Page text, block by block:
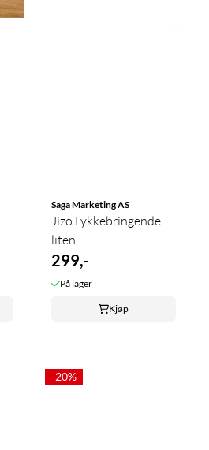
Saga Marketing AS
Jizo Lykkebringende
liten ...
299,-
På lager
Kjøp
-20%